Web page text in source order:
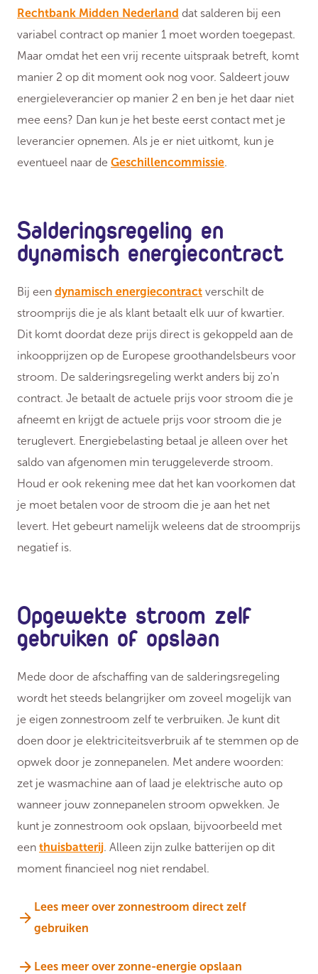
Rechtbank Midden Nederland dat salderen bij een
variabel contract op manier 1 moet worden toegepast.
Maar omdat het een vrij recente uitspraak betreft, komt
manier 2 op dit moment ook nog voor. Saldeert jouw
energieleverancier op manier 2 en ben je het daar niet
mee eens? Dan kun je het beste eerst contact met je
leverancier opnemen. Als je er niet uitkomt, kun je
eventueel naar de Geschillencommissie.
Salderingsregeling en
dynamisch energiecontract
Bij een dynamisch energiecontract verschilt de
stroomprijs die je als klant betaalt elk uur of kwartier.
Dit komt doordat deze prijs direct is gekoppeld aan de
inkoopprijzen op de Europese groothandelsbeurs voor
stroom. De salderingsregeling werkt anders bij zo'n
contract. Je betaalt de actuele prijs voor stroom die je
afneemt en krijgt de actuele prijs voor stroom die je
teruglevert. Energiebelasting betaal je alleen over het
saldo van afgenomen min teruggeleverde stroom.
Houd er ook rekening mee dat het kan voorkomen dat
je moet betalen voor de stroom die je aan het net
levert. Het gebeurt namelijk weleens dat de stroomprijs
negatief is.
Opgewekte stroom zelf
gebruiken of opslaan
Mede door de afschaffing van de salderingsregeling
wordt het steeds belangrijker om zoveel mogelijk van
je eigen zonnestroom zelf te verbruiken. Je kunt dit
doen door je elektriciteitsverbruik af te stemmen op de
opwek door je zonnepanelen. Met andere woorden:
zet je wasmachine aan of laad je elektrische auto op
wanneer jouw zonnepanelen stroom opwekken. Je
kunt je zonnestroom ook opslaan, bijvoorbeeld met
een thuisbatterij. Alleen zijn zulke batterijen op dit
moment financieel nog niet rendabel.
Lees meer over zonnestroom direct zelf
gebruiken
Lees meer over zonne-energie opslaan